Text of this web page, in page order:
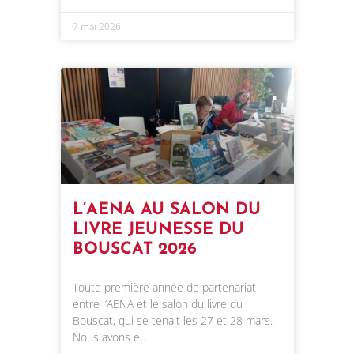
7 mai 2026
L’AENA AU SALON DU
LIVRE JEUNESSE DU
BOUSCAT 2026
Toute première année de partenariat
entre l’AENA et le salon du livre du
Bouscat, qui se tenait les 27 et 28 mars.
Nous avons eu